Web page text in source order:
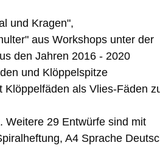
und Kragen",
aus Workshops unter der
den Jahren 2016 - 2020
und Klöppelspitze
als Vlies-Fäden
Weitere 29 Entwürfe sind mit
A4 Sprache